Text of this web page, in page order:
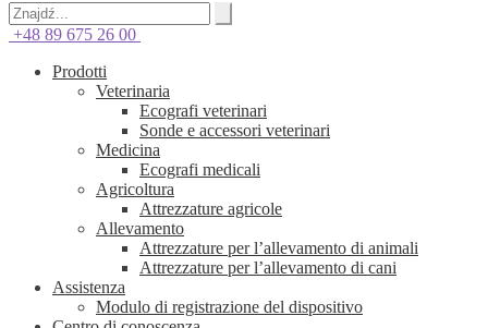
+48 89 675 26 00
Prodotti
Veterinaria
Ecografi veterinari
Sonde e accessori veterinari
Medicina
Ecografi medicali
Agricoltura
Attrezzature agricole
Allevamento
Attrezzature per l’allevamento di animali
Attrezzature per l’allevamento di cani
Assistenza
Modulo di registrazione del dispositivo